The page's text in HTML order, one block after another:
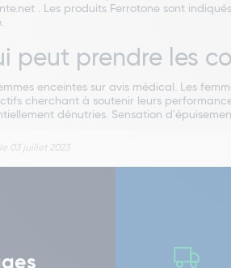
. Les produits Ferrotone sont
peut prendre les
enceintes sur avis médical. Les
cherchant à soutenir leurs
dénutries. Sensation
03 juillet 2023